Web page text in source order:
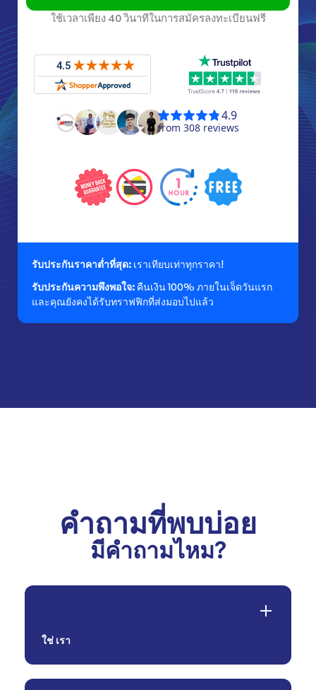
ใช้เวลาเพียง 40 วินาทีในการสมัครลงทะเบียนฟรี
รับประกันราคาต่ำที่สุด: เราเทียบเท่าทุกราคา!
รับประกันความพึงพอใจ: คืนเงิน 100% ภายในเจ็ดวันแรก
และคุณยังคงได้รับทราฟฟิกที่ส่งมอบไปแล้ว
คำถามที่พบบ่อย
มีคำถามไหม?
ใช่ เรา